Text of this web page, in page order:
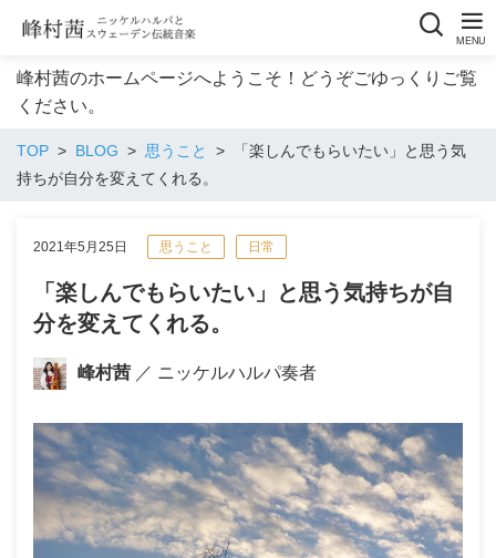
峰村茜のホームページへようこそ！どうぞごゆっくりご覧
ください。
TOP BLOG 思うこと
「楽しんでもらいたい」と思う気
持ちが自分を変えてくれる。
2021年5月25日 思うこと 日常
「楽しんでもらいたい」と思う気持ちが自
分を変えてくれる。
峰村茜 ／ ニッケルハルパ奏者